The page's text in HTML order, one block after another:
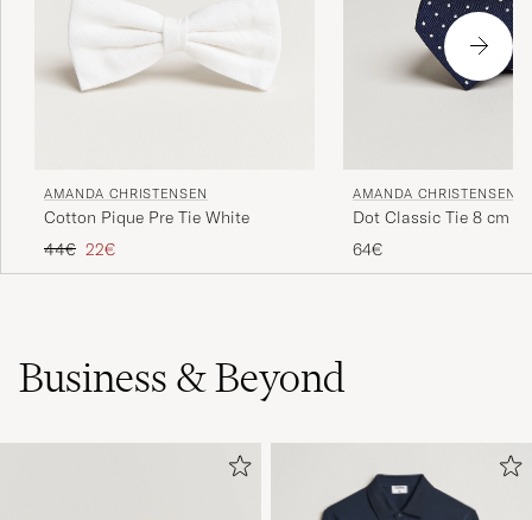
AMANDA CHRISTENSEN
Cotton Pique Pre Tie White
Regulärer Preis
44€ Reduzierter Preis
22€
AMANDA CHRISTENSEN
Dot Classic Tie 8 cm
64€
Business & Beyond